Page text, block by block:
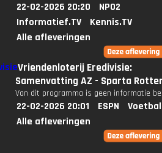
22-02-2026 20:20
NPO2
Informatief.TV
Kennis.TV
Alle afleveringen
Vriendenloterij Eredivisie:
Samenvatting AZ - Sparta
Van dit programma is geen informatie
22-02-2026 20:01 ESPN
Alle afleveringen